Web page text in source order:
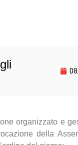
organizzato e
della